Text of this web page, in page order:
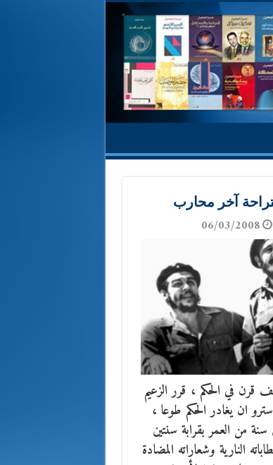
آخر محارب
06/03/2008
في الحكم ، قرر الزعيم
ان يغادر الحكم طوعا ،
سنة من العمر بقرابة سنتين
النارية وشعاراته المضادة